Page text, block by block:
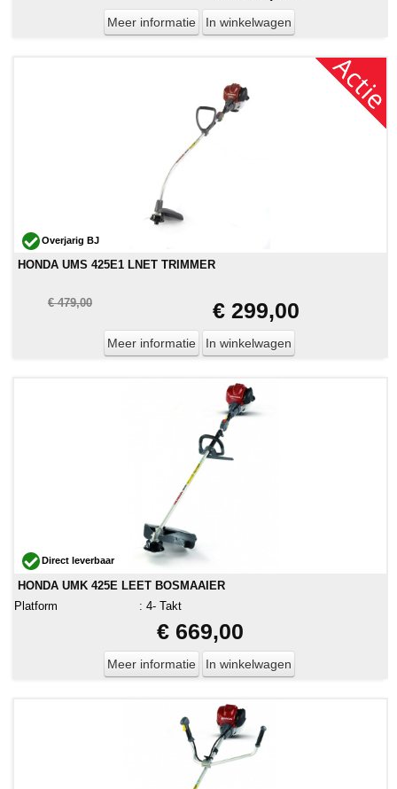
Meer informatie In winkelwagen
Overjarig BJ
HONDA UMS 425E1 LNET TRIMMER
€ 479,00 € 299,00
Meer informatie In winkelwagen
Direct leverbaar
HONDA UMK 425E LEET BOSMAAIER
Platform
: 4- Takt
€ 669,00
Meer informatie In winkelwagen